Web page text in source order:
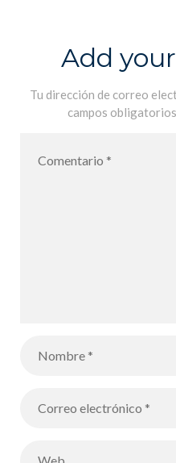
moral et
civique
Add
Tu dirección de correo
campos